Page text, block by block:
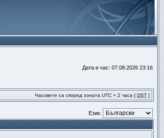
Дата и час: 07.08.2026 23:16
Часовете са според зоната UTC + 2 часа [ DST ]
Език: